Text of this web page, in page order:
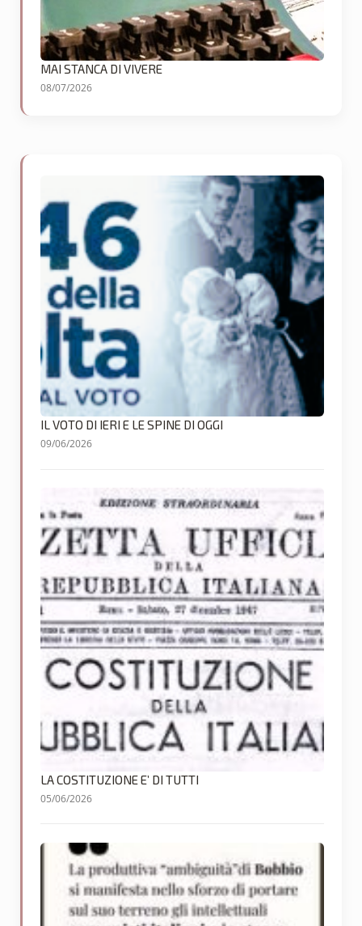
MAI STANCA DI VIVERE
08/07/2026
IL VOTO DI IERI E LE SPINE DI OGGI
09/06/2026
LA COSTITUZIONE E’ DI TUTTI
05/06/2026